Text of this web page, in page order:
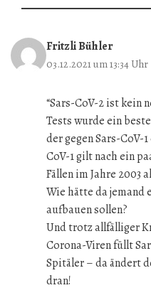
Fritzli Bühler
03.12.2021 um 13:34 Uhr
“Sars-CoV-2 ist kein
Tests wurde ein
der gegen Sars-CoV-
CoV-1 gilt nach ein
Fällen im Jahre 2003
Wie hätte da jemand
aufbauen sollen?
Und trotz allfälliger
Corona-Viren füllt
Spitäler – da ändert
dran!